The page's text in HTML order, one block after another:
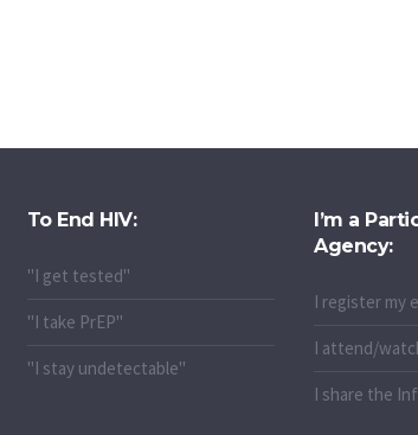
To End HIV:
"I get tested"
"I take PrEP"
"I stay undetectable"
I’m a
Agency:
I register my
I attend/
I share the